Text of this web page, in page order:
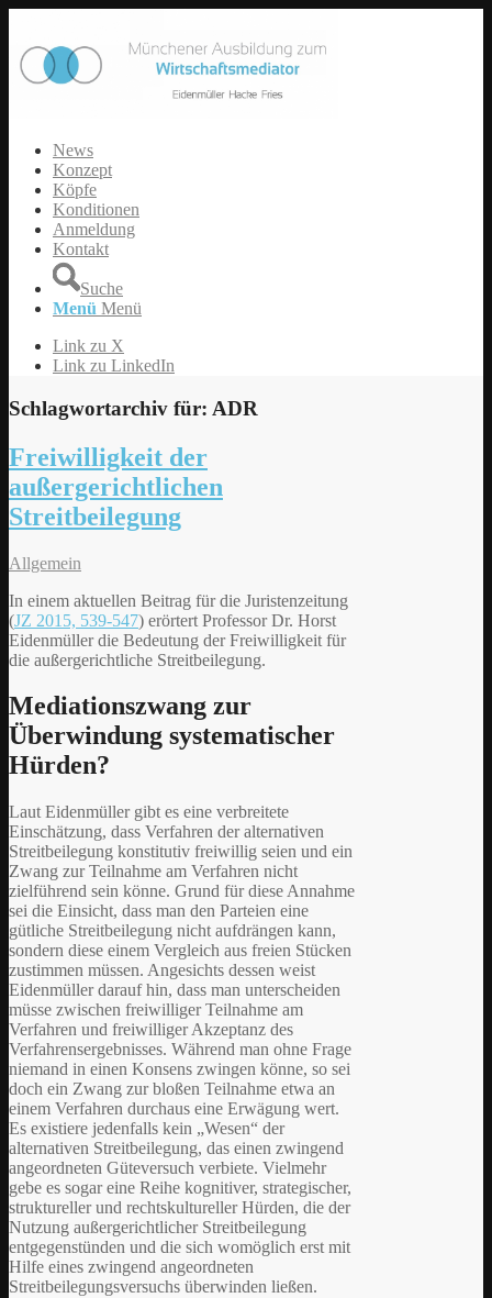
News
Konzept
Köpfe
Konditionen
Anmeldung
Kontakt
Suche
Menü Menü
Link zu X
Link zu LinkedIn
Schlagwortarchiv für: ADR
Freiwilligkeit der
außergerichtlichen
Streitbeilegung
Allgemein
In einem aktuellen Beitrag für die Juristenzeitung
(JZ 2015, 539-547) erörtert Professor Dr. Horst
Eidenmüller die Bedeutung der Freiwilligkeit für
die außergerichtliche Streitbeilegung.
Mediationszwang zur
Überwindung systematischer
Hürden?
Laut Eidenmüller gibt es eine verbreitete
Einschätzung, dass Verfahren der alternativen
Streitbeilegung konstitutiv freiwillig seien und ein
Zwang zur Teilnahme am Verfahren nicht
zielführend sein könne. Grund für diese Annahme
sei die Einsicht, dass man den Parteien eine
gütliche Streitbeilegung nicht aufdrängen kann,
sondern diese einem Vergleich aus freien Stücken
zustimmen müssen. Angesichts dessen weist
Eidenmüller darauf hin, dass man unterscheiden
müsse zwischen freiwilliger Teilnahme am
Verfahren und freiwilliger Akzeptanz des
Verfahrensergebnisses. Während man ohne Frage
niemand in einen Konsens zwingen könne, so sei
doch ein Zwang zur bloßen Teilnahme etwa an
einem Verfahren durchaus eine Erwägung wert.
Es existiere jedenfalls kein „Wesen“ der
alternativen Streitbeilegung, das einen zwingend
angeordneten Güteversuch verbiete. Vielmehr
gebe es sogar eine Reihe kognitiver, strategischer,
struktureller und rechtskultureller Hürden, die der
Nutzung außergerichtlicher Streitbeilegung
entgegenstünden und die sich womöglich erst mit
Hilfe eines zwingend angeordneten
Streitbeilegungsversuchs überwinden ließen.